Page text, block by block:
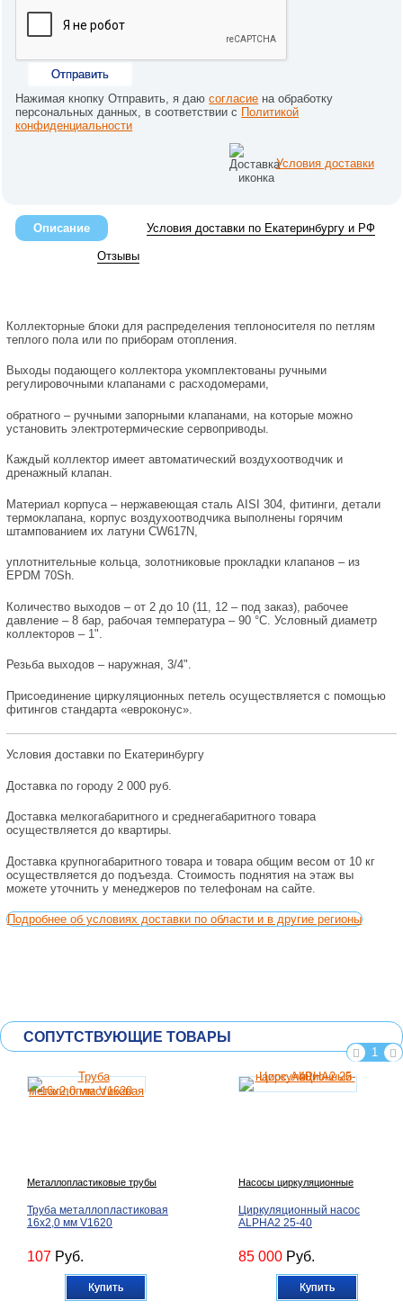
Отправить
Нажимая кнопку Отправить, я даюсогласие на обработку
персональных данных, в соответствии с Политикой
конфиденциальности
Условия доставки
Описание Условия доставки по Екатеринбургу и РФ
Отзывы
Коллекторные блоки для распределения теплоносителя по петлям
теплого пола или по приборам отопления.
Выходы подающего коллектора укомплектованы ручными
регулировочными клапанами с расходомерами,
обратного – ручными запорными клапанами, на которые можно
установить электротермические сервоприводы.
Каждый коллектор имеет автоматический воздухоотводчик и
дренажный клапан.
Материал корпуса – нержавеющая сталь AISI 304, фитинги, детали
термоклапана, корпус воздухоотводчика выполнены горячим
штампованием их латуни CW617N,
уплотнительные кольца, золотниковые прокладки клапанов – из
EPDM 70Sh.
Количество выходов – от 2 до 10 (11, 12 – под заказ), рабочее
давление – 8 бар, рабочая температура – 90 °С. Условный диаметр
коллекторов – 1".
Резьба выходов – наружная, 3/4".
Присоединение циркуляционных петель осуществляется с помощью
фитингов стандарта «евроконус».
Условия доставки по Екатеринбургу
Доставка по городу 2 000 руб.
Доставка мелкогабаритного и среднегабаритного товара
осуществляется до квартиры.
Доставка крупногабаритного товара и товара общим весом от 10 кг
осуществляется до подъезда. Стоимость поднятия на этаж вы
можете уточнить у менеджеров по телефонам на сайте.
Подробнее об условиях доставки по области и в другие регионы
СОПУТСТВУЮЩИЕ ТОВАРЫ
1
Металлопластиковые трубы
Труба металлопластиковая
16х2,0 мм V1620
107 Руб.
Купить
Насосы циркуляционные
Циркуляционный насос
ALPHA2 25-40
85 000 Руб.
Купить